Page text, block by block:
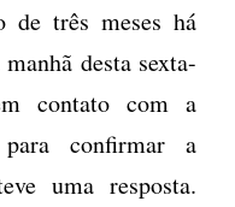
de três meses há
desta sexta-
contato com a
para confirmar a
uma resposta.